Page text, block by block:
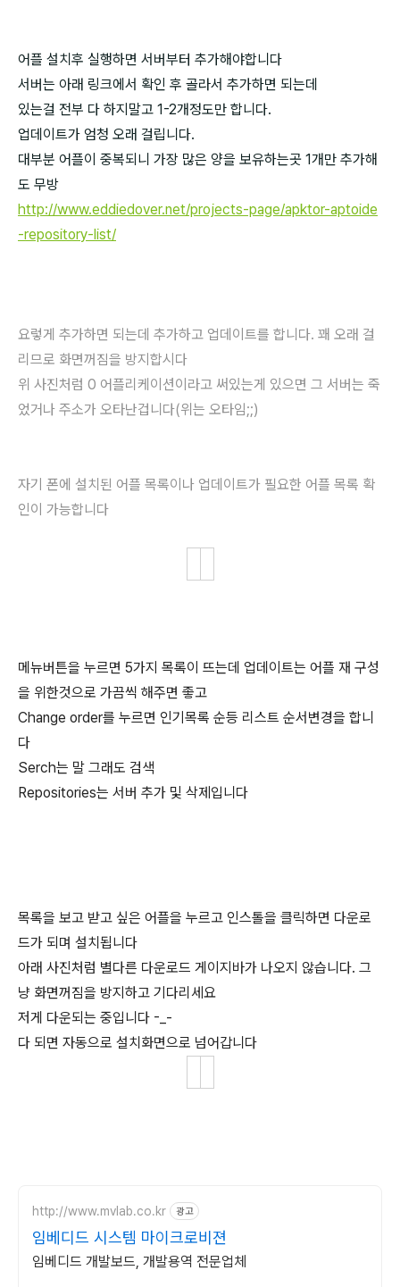
어플 설치후 실행하면 서버부터 추가해야합니다
서버는 아래 링크에서 확인 후 골라서 추가하면 되는데
있는걸 전부 다 하지말고 1-2개정도만 합니다.
업데이트가 엄청 오래 걸립니다.
대부분 어플이 중복되니 가장 많은 양을 보유하는곳 1개만 추가해
도 무방
http://www.eddiedover.net/projects-page/apktor-aptoide
-repository-list/
요렇게 추가하면 되는데 추가하고 업데이트를 합니다. 꽤 오래 걸
리므로 화면꺼짐을 방지합시다
위 사진처럼 0 어플리케이션이라고 써있는게 있으면 그 서버는 죽
었거나 주소가 오타난겁니다(위는 오타임;;)
자기 폰에 설치된 어플 목록이나 업데이트가 필요한 어플 목록 확
인이 가능합니다
메뉴버튼을 누르면 5가지 목록이 뜨는데 업데이트는 어플 재 구성
을 위한것으로 가끔씩 해주면 좋고
Change order를 누르면 인기목록 순등 리스트 순서변경을 합니
다
Serch는 말 그래도 검색
Repositories는 서버 추가 및 삭제입니다
목록을 보고 받고 싶은 어플을 누르고 인스톨을 클릭하면 다운로
드가 되며 설치됩니다
아래 사진처럼 별다른 다운로드 게이지바가 나오지 않습니다. 그
냥 화면꺼짐을 방지하고 기다리세요
저게 다운되는 중입니다 -_-
다 되면 자동으로 설치화면으로 넘어갑니다
http://www.mvlab.co.kr 광고
임베디드 시스템 마이크로비젼
임베디드 개발보드, 개발용역 전문업체